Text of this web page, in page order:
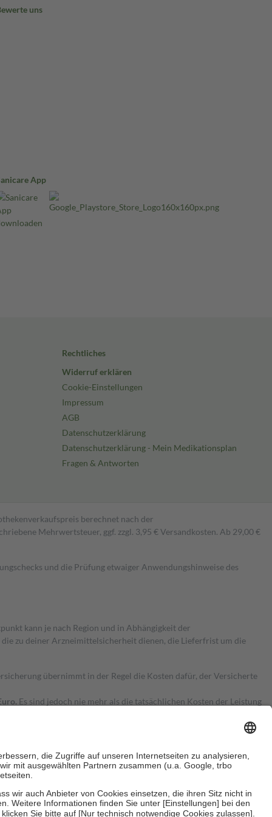
uns
App
Rechtliches
Widerruf erklären
Cookie-Einstellungen
Impressum
AGB
Datenschutzerklärung
Datenschutzerklärung - Mein Medikationsplan
Fragen & Antworten
berechnet nach der
Mehrwertsteuer, ggf. zzgl. 3,95 € Versandkosten. Ab 29,00 €
und die Prüfung etwaiger Anwendungshinweise des
kann je nach Region und in Abhängigkeit der
zu deiner Arzneimittelsicherheit dienen, die Lieferfrist um die
übernimmt in der Regel die Kosten dafür, der Versicherte
Es sind jedoch nie mehr als die tatsächlichen Kosten der Leistung
Zuzahlungen an bei: